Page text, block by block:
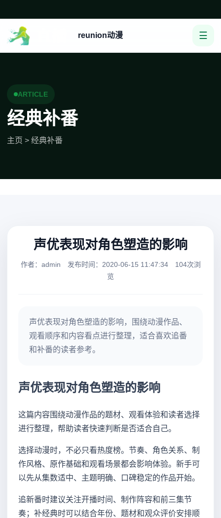
reunion动漫 ☰
ARTICLE
经典补番
主页 > 经典补番
声优表现对角色塑造的影响
作者：admin 发布时间：2020-06-15 11:47:34
104次浏
览
声优表现对角色塑造的影响，围绕动漫作品、
观看顺序和内容看点进行整理，适合喜欢追番
和补番的读者参考。
声优表现对角色塑造的影响
这篇内容围绕动漫作品的题材、观看体验和读者选择
进行整理，帮助读者快速判断是否适合自己。
选择动漫时，不必只看热度榜。节奏、角色关系、制
作风格、原作基础和观看场景都会影响体验。新手可
以先从集数适中、主题明确、口碑稳定的作品开始。
追新番时建议关注开播时间、制作阵容和前三集节
奏；补经典时可以结合年份、题材和观众评价安排顺